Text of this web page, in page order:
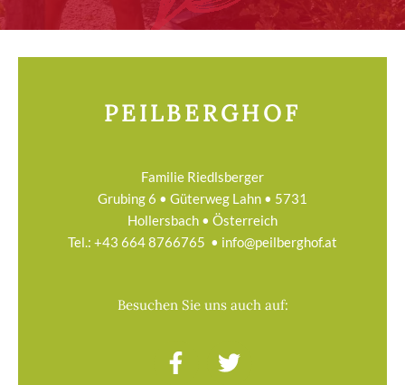
PEILBERGHOF
Familie Riedlsberger
Grubing 6 • Güterweg Lahn • 5731
Hollersbach • Österreich
Tel.: +43 664 8766765 • info@peilberghof.at
Besuchen Sie uns auch auf:
F T